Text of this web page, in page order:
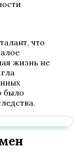
что
жизнь не
было